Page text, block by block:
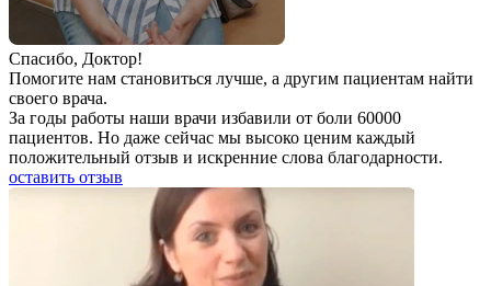
Спаcибо, Доктор!
Помогите нам становиться лучше, а другим пациентам найти
своего врача.
За годы работы наши врачи избавили от боли 60000
пациентов. Но даже сейчас мы высоко ценим каждый
положительный отзыв и искренние слова благодарности.
оставить отзыв